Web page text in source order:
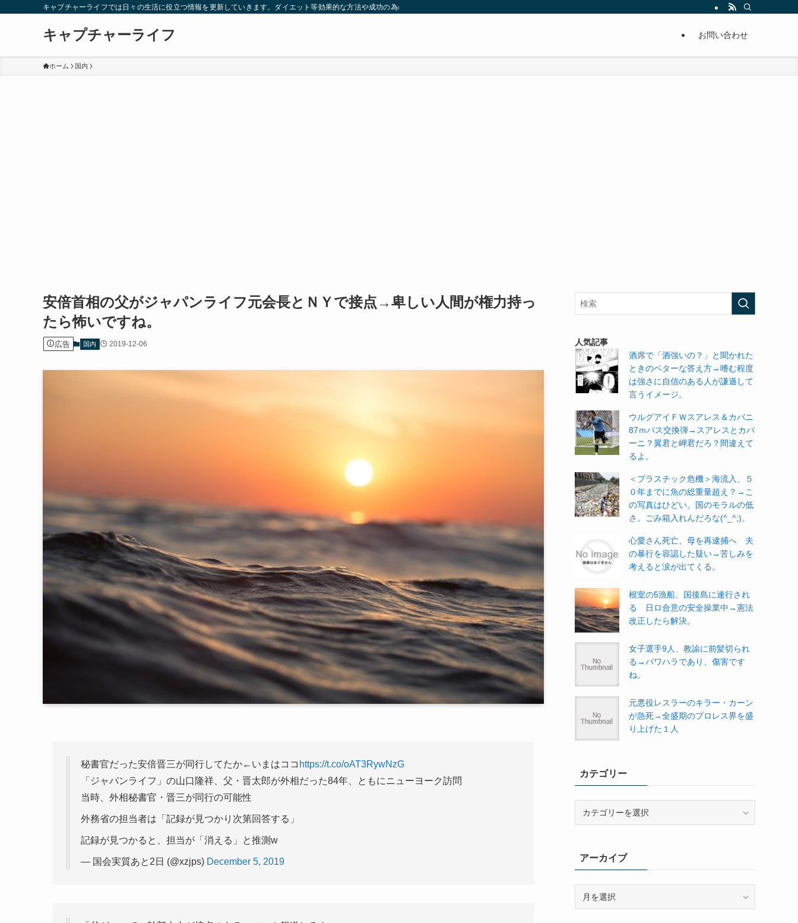
キャプチャーライフでは日々の生活に役立つ情報を更新していきます。ダイエット等効果的な方法や成功の為の秘訣等。太ったり悩んでいる方々が簡単に痩せることが出来るように分かりやすくまとめています。
キャプチャーライフ お問い合わせ
ホーム 国内
安倍首相の父がジャパンライフ元会長とＮＹで接点→卑しい人間が権力持っ
たら怖いですね。
広告 国内 2019-12-06
秘書官だった安倍晋三が同行してたか←いまはココ https://t.co/oAT3RywNzG
「ジャパンライフ」の山口隆祥、父・晋太郎が外相だった84年、ともにニューヨーク訪問
当時、外相秘書官・晋三が同行の可能性
外務省の担当者は「記録が見つかり次第回答する」
記録が見つかると、担当が「消える」と推測w
— 国会実質あと2日 (@xzjps) December 5, 2019
人気記事
酒席で「酒強いの？」と聞かれた
ときのベターな答え方→嗜む程度
は強さに自信のある人が謙遜して
言うイメージ。
ウルグアイＦＷスアレス＆カバニ
87ｍパス交換弾→スアレスとカバ
ーニ？翼君と岬君だろ？間違えて
るよ。
＜プラスチック危機＞海流入、５
０年までに魚の総重量超え？→こ
の写真はひどい。国のモラルの低
さ。ごみ箱入れんだろな(^_^;)。
心愛さん死亡、母を再逮捕へ 夫
の暴行を容認した疑い→苦しみを
考えると涙が出てくる。
根室の5漁船、国後島に連行され
る 日ロ合意の安全操業中→憲法
改正したら解決。
女子選手9人、教諭に前髪切られ
る→パワハラであり、傷害です
ね。
元悪役レスラーのキラー・カーン
が急死→全盛期のプロレス界を盛
り上げた１人
カテゴリー
ーアーカイブ